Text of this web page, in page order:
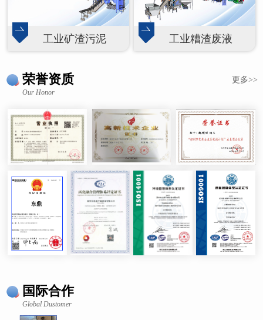
工业矿渣污泥 工业糟渣废液
荣誉资质 更多>>
Our Honor
国际合作
Global Dustomer